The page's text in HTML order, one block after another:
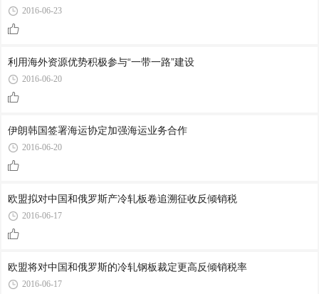
2016-06-23
利用海外资源优势积极参与“一带一路”建设
2016-06-20
伊朗韩国签署海运协定加强海运业务合作
2016-06-20
欧盟拟对中国和俄罗斯产冷轧板卷追溯征收反倾销税
2016-06-17
欧盟将对中国和俄罗斯的冷轧钢板裁定更高反倾销税率
2016-06-17